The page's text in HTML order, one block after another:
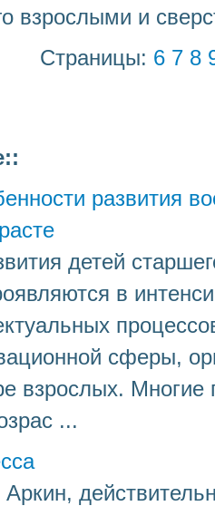
взрослыми и
Страницы: 6 7 8
развития
детей
в
сферы,
взрослых. Многие
...